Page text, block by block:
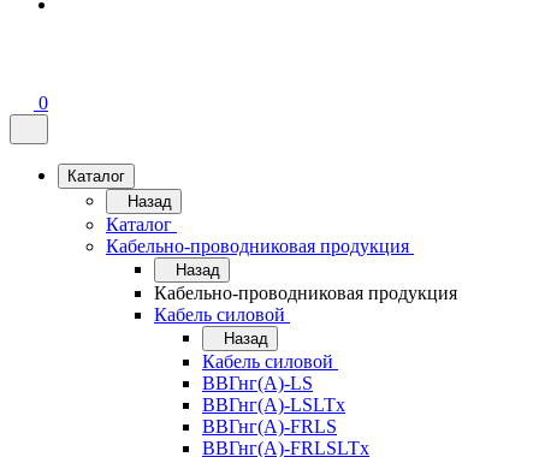
0
Каталог
Назад
Каталог
Кабельно-проводниковая продукция
Назад
Кабельно-проводниковая продукция
Кабель силовой
Назад
Кабель силовой
ВВГнг(А)-LS
ВВГнг(А)-LSLTx
ВВГнг(А)-FRLS
ВВГнг(А)-FRLSLTx